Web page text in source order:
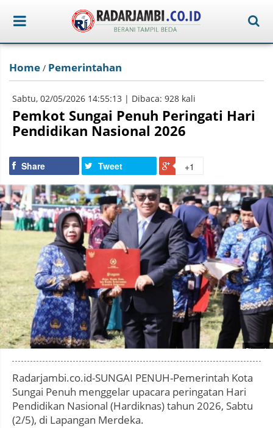
Home / Pemerintahan
Sabtu, 02/05/2026 14:55:13 | Dibaca: 928 kali
Pemkot Sungai Penuh Peringati Hari
Pendidikan Nasional 2026
Share Tweet +1
Photo by
Radarjambi.co.id-SUNGAI PENUH-Pemerintah Kota
Sungai Penuh menggelar upacara peringatan Hari
Pendidikan Nasional (Hardiknas) tahun 2026, Sabtu
(2/5), di Lapangan Merdeka.